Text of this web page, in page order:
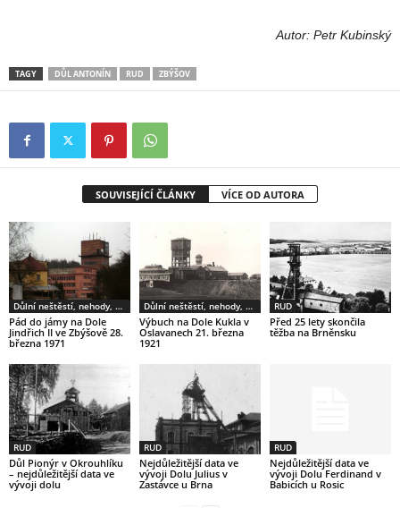
Autor: Petr Kubinský
TAGY DŮL ANTONÍN RUD ZBÝŠOV
SOUVISEJÍCÍ ČLÁNKY VÍCE OD AUTORA
Důlní neštěstí, nehody, havárie
Pád do jámy na Dole
Jindřich II ve Zbýšově 28.
března 1971
Důlní neštěstí, nehody, havárie
Výbuch na Dole Kukla v
Oslavanech 21. března
1921
RUD
Před 25 lety skončila
těžba na Brněnsku
RUD
Důl Pionýr v Okrouhlíku
– nejdůležitější data ve
vývoji dolu
RUD
Nejdůležitější data ve
vývoji Dolu Julius v
Zastávce u Brna
RUD
Nejdůležitější data ve
vývoji Dolu Ferdinand v
Babicích u Rosic